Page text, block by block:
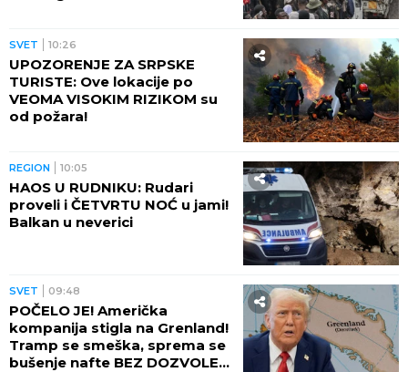
SVET 10:26
UPOZORENJE ZA SRPSKE
TURISTE: Ove lokacije po
VEOMA VISOKIM RIZIKOM su
od požara!
REGION 10:05
HAOS U RUDNIKU: Rudari
proveli i ČETVRTU NOĆ u jami!
Balkan u neverici
SVET 09:48
POČELO JE! Američka
kompanija stigla na Grenland!
Tramp se smeška, sprema se
bušenje nafte BEZ DOZVOLE